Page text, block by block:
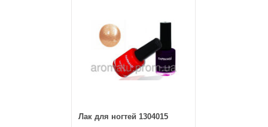
Лак для ногтей 1304015